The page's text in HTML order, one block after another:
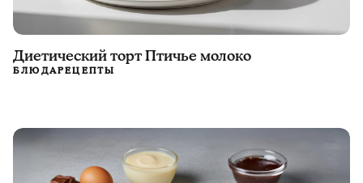
Диетический торт Птичье молоко
БЛЮДАРЕЦЕПТЫ